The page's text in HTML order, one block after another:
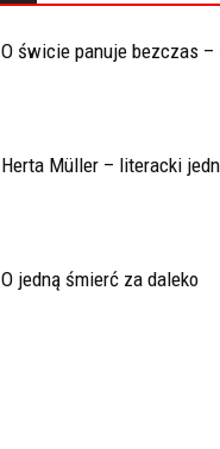
O świcie panuje bezczas –
Herta Müller – literacki
O jedną śmierć za daleko